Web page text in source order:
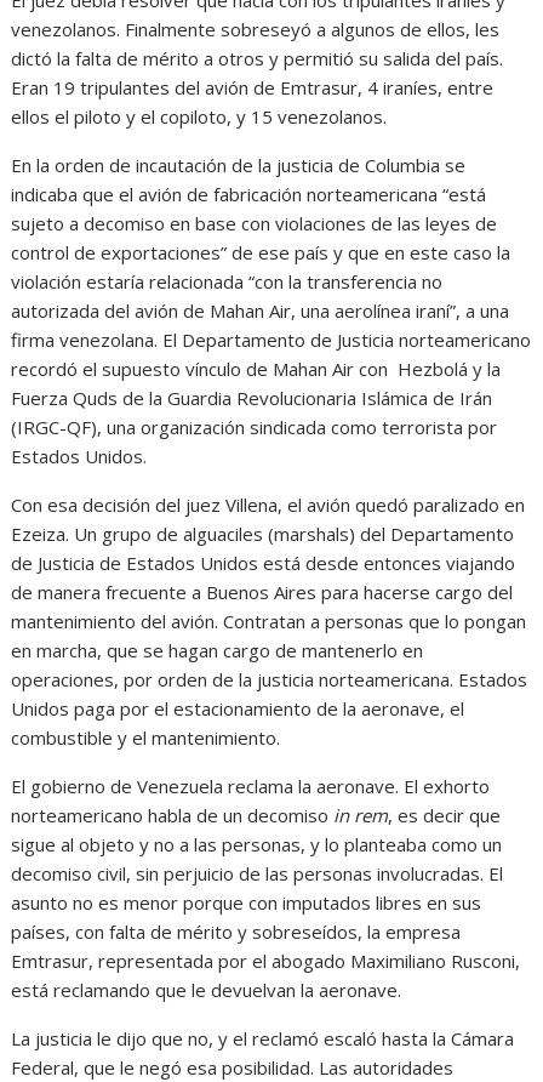
venezolanos. Finalmente sobreseyó a algunos de ellos, les
dictó la falta de mérito a otros y permitió su salida del país.
Eran 19 tripulantes del avión de Emtrasur, 4 iraníes, entre
ellos el piloto y el copiloto, y 15 venezolanos.
En la orden de incautación de la justicia de Columbia se
indicaba que el avión de fabricación norteamericana “está
sujeto a decomiso en base con violaciones de las leyes de
control de exportaciones” de ese país y que en este caso la
violación estaría relacionada “con la transferencia no
autorizada del avión de Mahan Air, una aerolínea iraní”, a una
firma venezolana. El Departamento de Justicia norteamericano
recordó el supuesto vínculo de Mahan Air con Hezbolá y la
Fuerza Quds de la Guardia Revolucionaria Islámica de Irán
(IRGC-QF), una organización sindicada como terrorista por
Estados Unidos.
Con esa decisión del juez Villena, el avión quedó paralizado en
Ezeiza. Un grupo de alguaciles (marshals) del Departamento
de Justicia de Estados Unidos está desde entonces viajando
de manera frecuente a Buenos Aires para hacerse cargo del
mantenimiento del avión. Contratan a personas que lo pongan
en marcha, que se hagan cargo de mantenerlo en
operaciones, por orden de la justicia norteamericana. Estados
Unidos paga por el estacionamiento de la aeronave, el
combustible y el mantenimiento.
El gobierno de Venezuela reclama la aeronave. El exhorto
norteamericano habla de un decomiso in rem, es decir que
sigue al objeto y no a las personas, y lo planteaba como un
decomiso civil, sin perjuicio de las personas involucradas. El
asunto no es menor porque con imputados libres en sus
países, con falta de mérito y sobreseídos, la empresa
Emtrasur, representada por el abogado Maximiliano Rusconi,
está reclamando que le devuelvan la aeronave.
La justicia le dijo que no, y el reclamó escaló hasta la Cámara
Federal, que le negó esa posibilidad. Las autoridades